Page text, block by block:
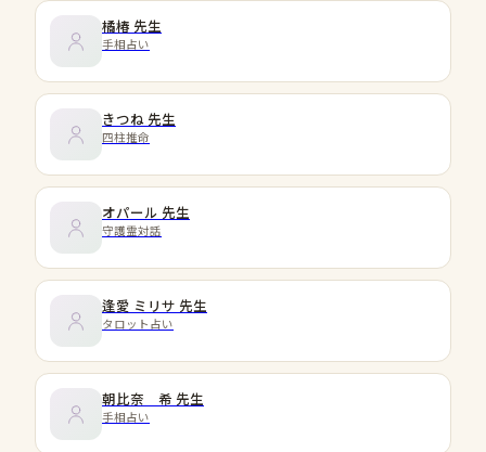
橘椿 先生
手相占い
きつね 先生
四柱推命
オパール 先生
守護霊対話
逢愛 ミリサ 先生
タロット占い
朝比奈 希 先生
手相占い